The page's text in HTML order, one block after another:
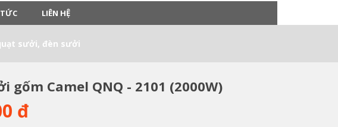
LIÊN HỆ
sưởi, đèn sưởi
gốm Camel QNQ - 2101 (2000W)
đ